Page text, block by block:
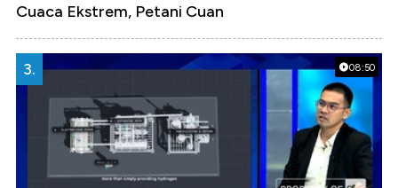
Cuaca Ekstrem, Petani Cuan
08:50
3.